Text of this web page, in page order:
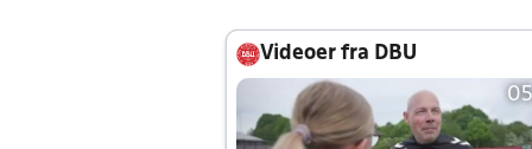
Videoer fra DBU